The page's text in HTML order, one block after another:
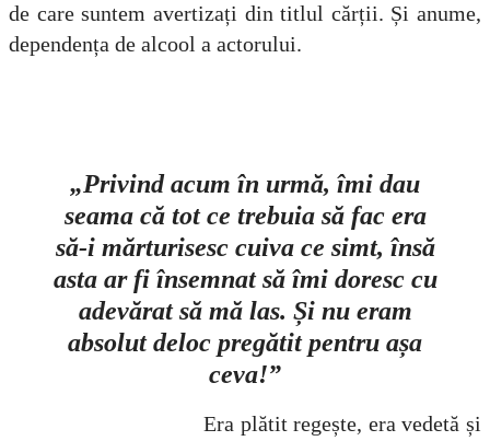
de care suntem avertizați din titlul cărții. Și anume,
dependența de alcool a actorului.
„Privind acum în urmă, îmi dau
seama că tot ce trebuia să fac era
să-i mărturisesc cuiva ce simt, însă
asta ar fi însemnat să îmi doresc cu
adevărat să mă las. Și nu eram
absolut deloc pregătit pentru așa
ceva!”
Era plătit regește, era vedetă și